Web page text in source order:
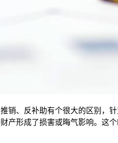
、反补助有个很大的区别，针
产形成了损害或晦气影响。这